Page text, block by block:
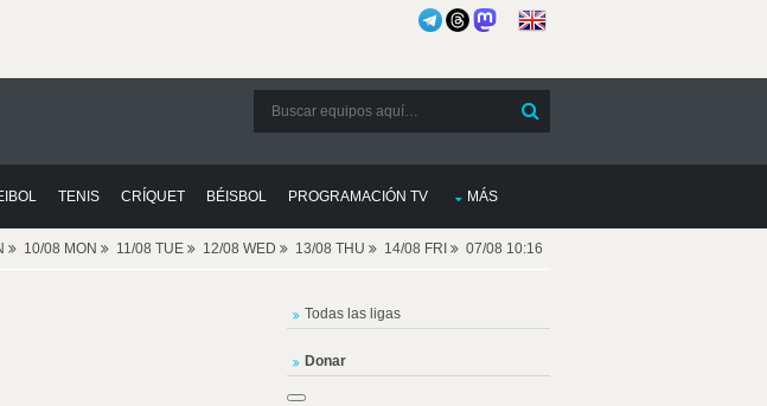
TENIS CRÍQUET BÉISBOL PROGRAMACIÓN TV MÁS
10/08 MON 11/08 TUE 12/08 WED 13/08 THU 14/08 FRI 07/08 10:16
Todas las ligas
Donar